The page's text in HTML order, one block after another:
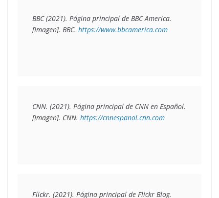
BBC (2021). Página principal de BBC America.
[Imagen]. BBC. https://www.bbcamerica.com
CNN. (2021). Página principal de CNN en Español.
[Imagen]. CNN. https://cnnespanol.cnn.com
Flickr. (2021). Página principal de Flickr Blog.